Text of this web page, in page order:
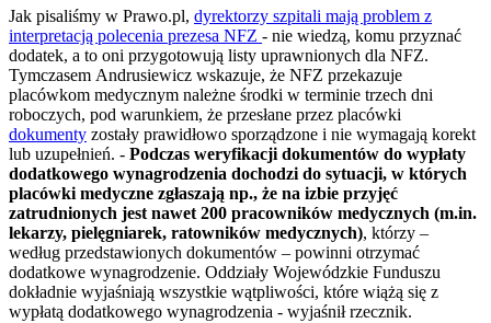
Jak pisaliśmy w Prawo.pl, dyrektorzy szpitali mają problem z
interpretacją polecenia prezesa NFZ - nie wiedzą, komu przyznać
dodatek, a to oni przygotowują listy uprawnionych dla NFZ.
Tymczasem Andrusiewicz wskazuje, że NFZ przekazuje
placówkom medycznym należne środki w terminie trzech dni
roboczych, pod warunkiem, że przesłane przez placówki
dokumenty zostały prawidłowo sporządzone i nie wymagają korekt
lub uzupełnień. - Podczas weryfikacji dokumentów do wypłaty
dodatkowego wynagrodzenia dochodzi do sytuacji, w których
placówki medyczne zgłaszają np., że na izbie przyjęć
zatrudnionych jest nawet 200 pracowników medycznych (m.in.
lekarzy, pielęgniarek, ratowników medycznych), którzy –
według przedstawionych dokumentów – powinni otrzymać
dodatkowe wynagrodzenie. Oddziały Wojewódzkie Funduszu
dokładnie wyjaśniają wszystkie wątpliwości, które wiążą się z
wypłatą dodatkowego wynagrodzenia - wyjaśnił rzecznik.